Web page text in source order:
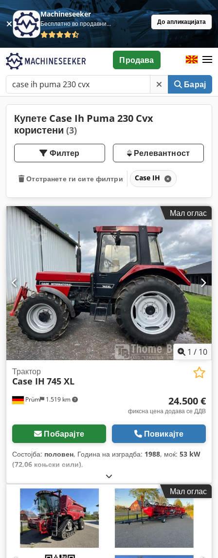
Machineseeker
Бесплатно во продавница До апликацијата
Барај
Продава
Купете Case Ih Puma 230 Cvx
користени (3)
Филтер Релевантност
Отстранете ги сите филтри Case IH
Мал оглас
1 / 10
Prüm 1.519 km
Трактор
Case IH 745 XL
24.500 €
фиксна цена додава се ДДВ
Побарајте Повикајте
Состојба: половен, Година на изградба: 1988, моќ: 53 kW
(72,06 коњски сили),
Мал оглас